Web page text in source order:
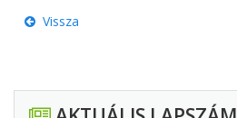
Vissza